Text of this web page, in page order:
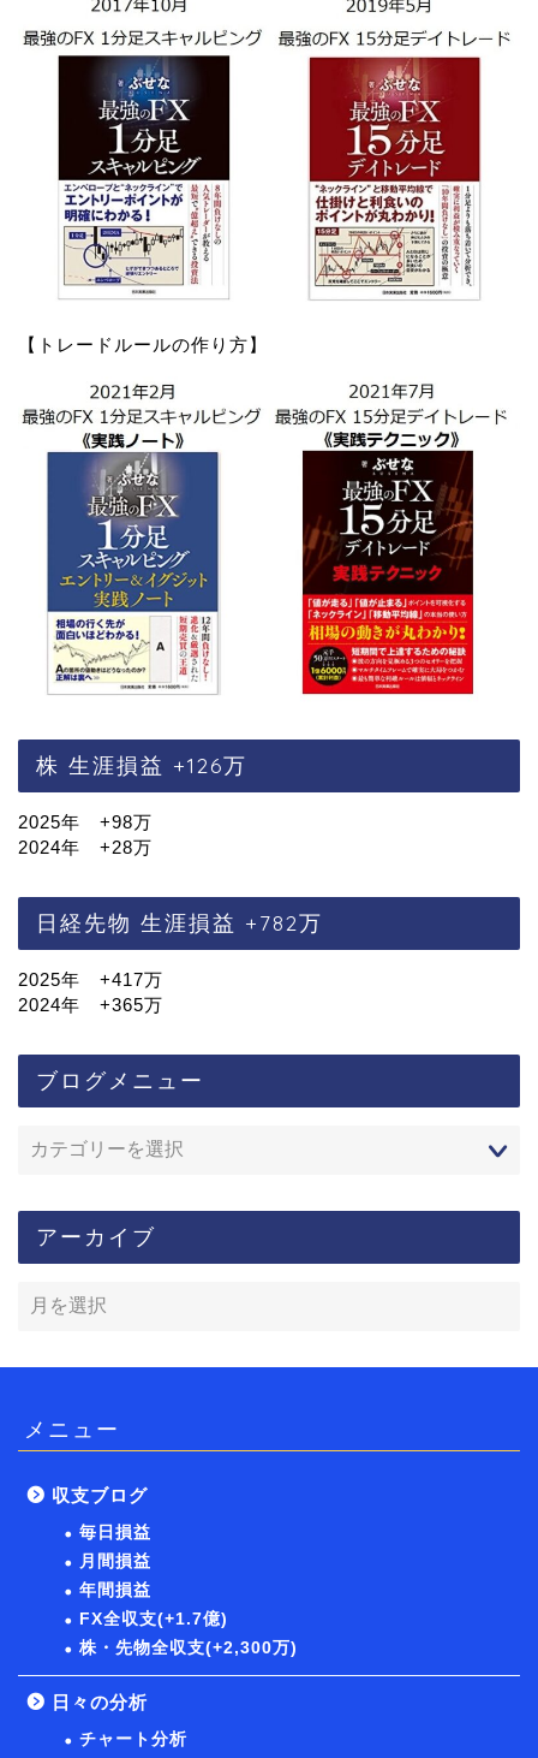
【トレードルールの作り方】
株 生涯損益 +126万
2025年 +98万
2024年 +28万
日経先物 生涯損益 +782万
2025年 +417万
2024年 +365万
ブログメニュー
アーカイブ
メニュー
収支ブログ
毎日損益
月間損益
年間損益
FX全収支(+1.7億)
株・先物全収支(+2,300万)
日々の分析
チャート分析